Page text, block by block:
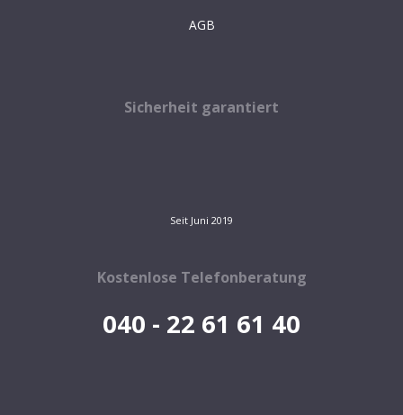
AGB
Kostenlose Telefonberatung
040 - 22 61 61 40
Sicherheit garantiert
Seit Juni 2019